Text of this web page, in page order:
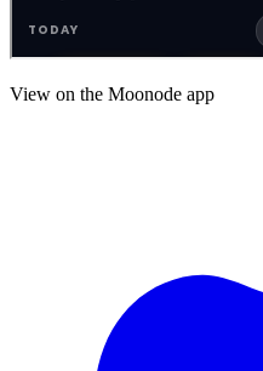
View on the Moonode app